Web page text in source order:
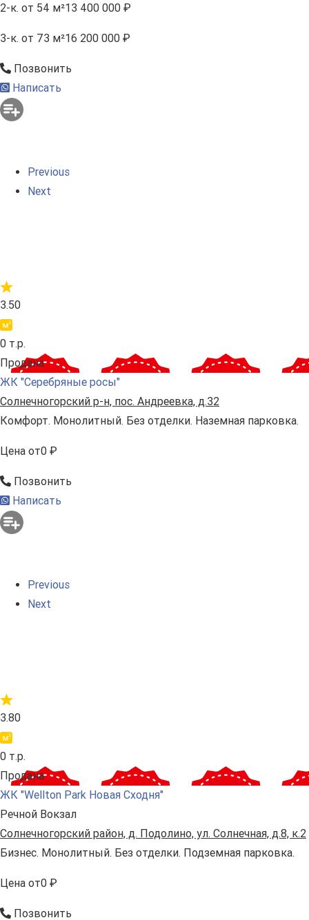
2-к. от 54 м²13 400 000 ₽
3-к. от 73 м²16 200 000 ₽
Позвонить
Написать
Previous
Next
3.50
0 т.р.
Продана
ЖК "Серебряные росы"
Солнечногорский р-н, пос. Андреевка, д.32
Комфорт. Монолитный. Без отделки. Наземная парковка.
Цена от0 ₽
Позвонить
Написать
Previous
Next
3.80
0 т.р.
Продана
ЖК "Wellton Park Новая Сходня"
Речной Вокзал
Солнечногорский район, д. Подолино, ул. Солнечная, д.8, к.2
Бизнес. Монолитный. Без отделки. Подземная парковка.
Цена от0 ₽
Позвонить